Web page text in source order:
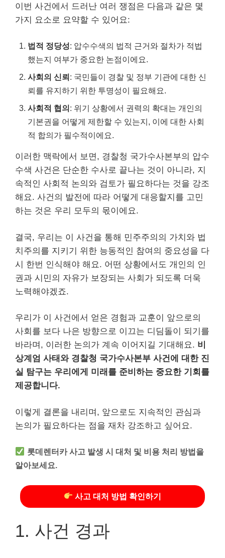
이번 사건에서 드러난 여러 쟁점은 다음과 같은 몇
가지 요소로 요약할 수 있어요:
법적 정당성: 압수수색의 법적 근거와 절차가 적법
했는지 여부가 중요한 논점이에요.
사회의 신뢰: 국민들이 경찰 및 정부 기관에 대한 신
뢰를 유지하기 위한 투명성이 필요해요.
사회적 협의: 위기 상황에서 권력의 확대는 개인의
기본권을 어떻게 제한할 수 있는지, 이에 대한 사회
적 합의가 필수적이에요.
이러한 맥락에서 보면, 경찰청 국가수사본부의 압수
수색 사건은 단순한 수사로 끝나는 것이 아니라, 지
속적인 사회적 논의와 검토가 필요하다는 것을 강조
해요. 사건의 발전에 따라 어떻게 대응할지를 고민
하는 것은 우리 모두의 몫이에요.
결국, 우리는 이 사건을 통해 민주주의의 가치와 법
치주의를 지키기 위한 능동적인 참여의 중요성을 다
시 한번 인식해야 해요. 어떤 상황에서도 개인의 인
권과 시민의 자유가 보장되는 사회가 되도록 더욱
노력해야겠죠.
우리가 이 사건에서 얻은 경험과 교훈이 앞으로의
사회를 보다 나은 방향으로 이끄는 디딤돌이 되기를
바라며, 이러한 논의가 계속 이어지길 기대해요. 비
상계엄 사태와 경찰청 국가수사본부 사건에 대한 진
실 탐구는 우리에게 미래를 준비하는 중요한 기회를
제공합니다.
이렇게 결론을 내리며, 앞으로도 지속적인 관심과
논의가 필요하다는 점을 재차 강조하고 싶어요.
롯데렌터카 사고 발생 시 대처 및 비용 처리 방법을
알아보세요.
사고 대처 방법 확인하기
1. 사건 경과